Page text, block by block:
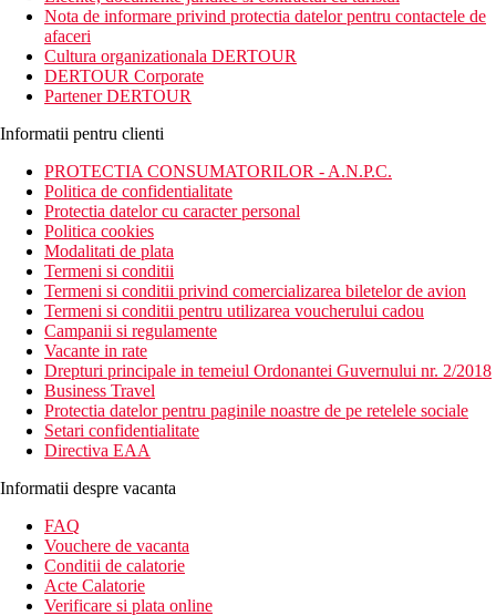
gradini luxuriante, restaurante, baruri, divertisment de seara,
piscina, sala de fitness.
Distanta
50 m distanta de Plaja Karon
42 km distanta de Aeroportul International Phuket
Descrierea camerei
Camerele dispun de:
uscator de par
baie
toaleta
dus / cada
balcon sau terasa
aer conditionat controlat central
aparat pentru preparare ceai / cafea
halat de baie
papuci de casa
lenjerie de pat
Wifi
minibar
telefon
seif
Descrierea hotelului
Hotelul dispune de:
receptie deschisa non stop
bancomat
Nota de informare privind protectia datelor pentru contactele de
afaceri
Cultura organizationala DERTOUR
DERTOUR Corporate
Partener DERTOUR
Informatii pentru clienti
PROTECTIA CONSUMATORILOR - A.N.P.C.
Politica de confidentialitate
Protectia datelor cu caracter personal
Politica cookies
Modalitati de plata
Termeni si conditii
Termeni si conditii privind comercializarea biletelor de avion
Termeni si conditii pentru utilizarea voucherului cadou
Campanii si regulamente
Vacante in rate
Drepturi principale in temeiul Ordonantei Guvernului nr. 2/2018
Business Travel
Protectia datelor pentru paginile noastre de pe retelele sociale
Setari confidentialitate
Directiva EAA
Informatii despre vacanta
FAQ
Vouchere de vacanta
Conditii de calatorie
Acte Calatorie
Verificare si plata online